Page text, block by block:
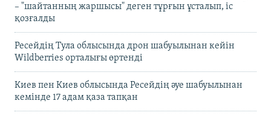
– "шайтанның жаршысы" деген тұрғын ұсталып, іс
қозғалды
Ресейдің Тула облысында дрон шабуылынан кейін
Wildberries орталығы өртенді
Киев пен Киев облысында Ресейдің әуе шабуылынан
кемінде 17 адам қаза тапқан